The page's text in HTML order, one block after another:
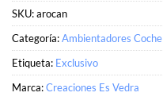
SKU:arocan
Categoría:Ambientadores Coche
Etiqueta: Exclusivo
Marca:Creaciones Es Vedra